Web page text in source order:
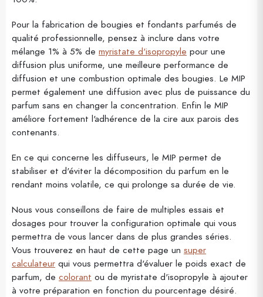
Pour la fabrication de bougies et fondants parfumés de
qualité professionnelle, pensez à inclure dans votre
mélange 1% à 5% de myristate d'isopropyle pour une
diffusion plus uniforme, une meilleure performance de
diffusion et une combustion optimale des bougies. Le MIP
permet également une diffusion avec plus de puissance du
parfum sans en changer la concentration. Enfin le MIP
améliore fortement l'adhérence de la cire aux parois des
contenants.
En ce qui concerne les diffuseurs, le MIP permet de
stabiliser et d'éviter la décomposition du parfum en le
rendant moins volatile, ce qui prolonge sa durée de vie.
Nous vous conseillons de faire de multiples essais et
dosages pour trouver la configuration optimale qui vous
permettra de vous lancer dans de plus grandes séries.
Vous trouverez en haut de cette page un super
calculateur qui vous permettra d'évaluer le poids exact de
parfum, de colorant ou de myristate d'isopropyle à ajouter
à votre préparation en fonction du pourcentage désiré.